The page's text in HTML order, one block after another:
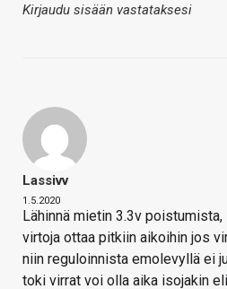
Kirjaudu sisään vastataksesi
Lassivv
1.5.2020
Lähinnä mietin 3.3v
virtoja ottaa pitkiin aikoihin jos
niin reguloinnista emolevyllä ei
toki virrat voi olla aika isojakin